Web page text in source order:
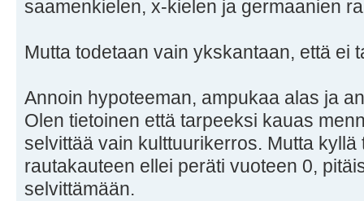
saamenkielen, x-kielen ja germaanien
Mutta todetaan vain ykskantaan, että ei
Annoin hypoteeman, ampukaa alas ja
Olen tietoinen että tarpeeksi kauas
selvittää vain kulttuurikerros. Mutta kyllä
rautakauteen ellei peräti vuoteen 0,
selvittämään.